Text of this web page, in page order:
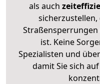
als auch
sicherzustellen,
ist. Keine
Spezialisten und
damit Sie sich